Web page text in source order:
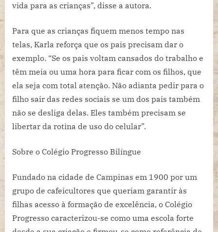
vida para as crianças”, disse a autora.
Para que as crianças fiquem menos tempo nas
telas, Karla reforça que os pais precisam dar o
exemplo. “Se os pais voltam cansados do trabalho e
têm meia ou uma hora para ficar com os filhos, que
ela seja com total atenção. Não adianta pedir para o
filho sair das redes sociais se um dos pais também
não se desliga delas. Eles também precisam se
libertar da rotina de uso do celular”.
Sobre o Colégio Progresso Bilíngue
Fundado na cidade de Campinas em 1900 por um
grupo de cafeicultores que queriam garantir às
filhas acesso à formação de excelência, o Colégio
Progresso caracterizou-se como uma escola forte